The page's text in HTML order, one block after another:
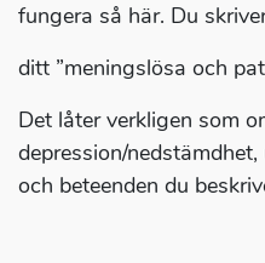
fungera så här. Du
ditt ”meningslösa och
Det låter verkligen som
depression/
och beteenden du